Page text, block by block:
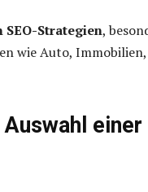
SEO-Strategien,
wie Auto,